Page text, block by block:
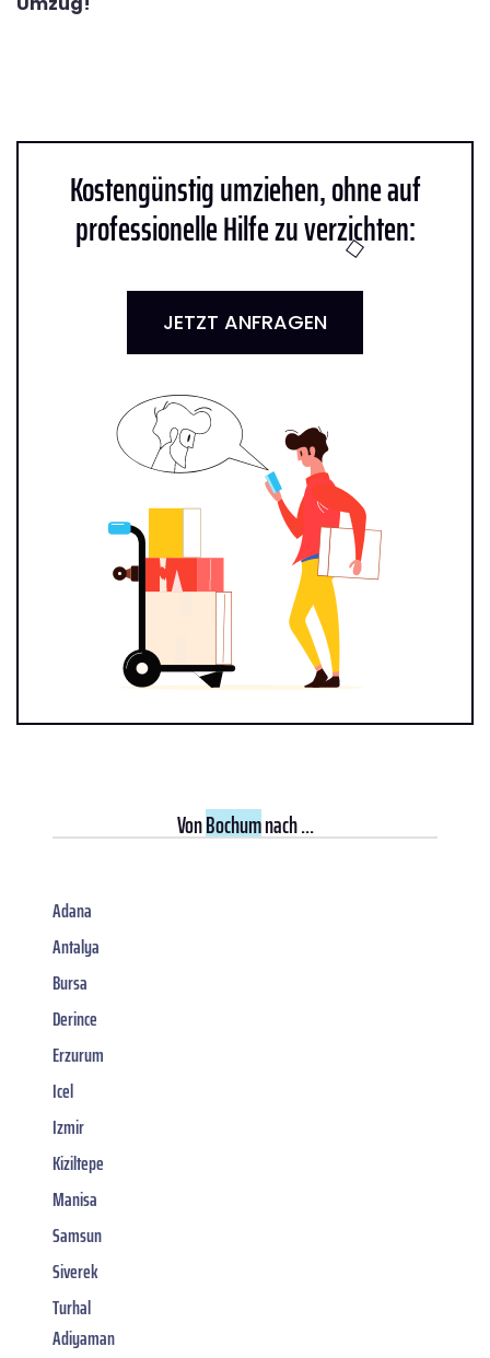
Kostengünstig umziehen, ohne auf
professionelle Hilfe zu verzichten:
JETZT ANFRAGEN
VonBochumnach ...
Adana
Antalya
Bursa
Derince
Erzurum
Icel
Izmir
Kiziltepe
Manisa
Samsun
Siverek
Turhal
Adiyaman